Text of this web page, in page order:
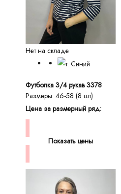
Нет на складе
Футболка 3/4 рукав 3378
Размеры: 46-58 (8 шт)
Цена за размерный ряд:
Показать цены